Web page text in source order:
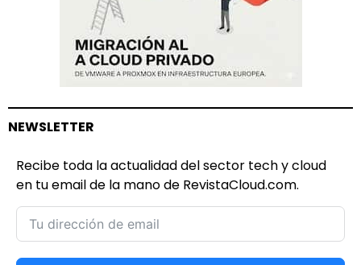
NEWSLETTER
Recibe toda la actualidad del sector tech y cloud
en tu email de la mano de RevistaCloud.com.